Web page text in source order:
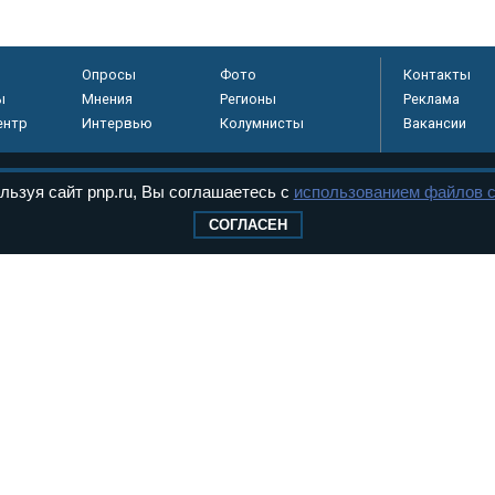
Опросы
Фото
Мнения
Регионы
Интервью Колумнисты
Контакты
Реклама
Вакансии
сайт pnp.ru, Вы соглашаетесь с использованием файлов
СОГЛАСЕН